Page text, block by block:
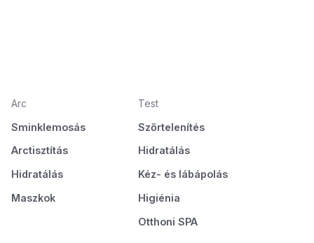
Arc
Sminklemosás
Arctisztítás
Hidratálás
Maszkok
Test
Szőrtelenítés
Hidratálás
Kéz- és lábápolás
Higiénia
Otthoni SPA